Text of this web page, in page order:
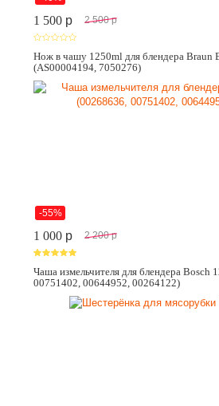
1 500 p 2 500 p
Нож в чашу 1250ml для блендера Braun
(AS00004194, 7050276)
-55%
1 000 p 2 200 p
Чаша измельчителя для блендера Bosch
00751402, 00644952, 00264122)